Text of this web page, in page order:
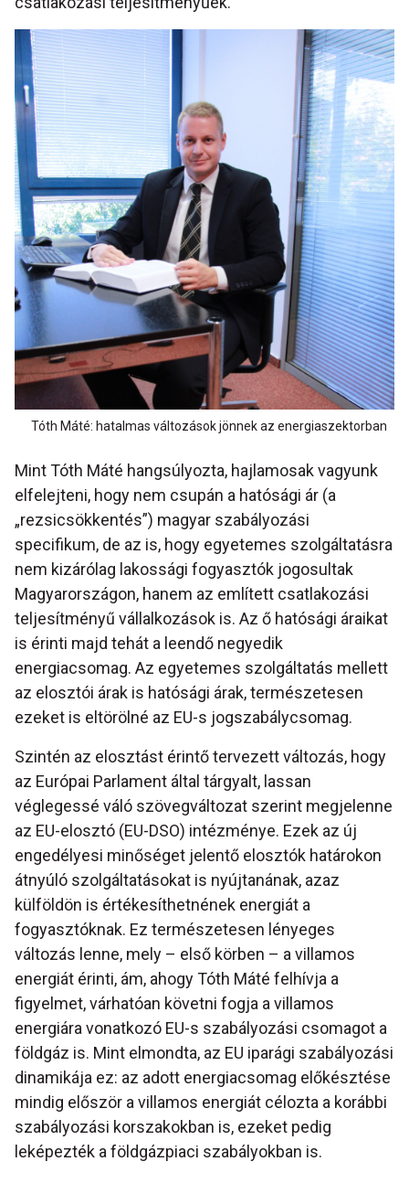
Tóth Máté: hatalmas változások jönnek az energiaszektorban
Mint Tóth Máté hangsúlyozta, hajlamosak vagyunk
elfelejteni, hogy nem csupán a hatósági ár (a
„rezsicsökkentés”) magyar szabályozási
specifikum, de az is, hogy egyetemes szolgáltatásra
nem kizárólag lakossági fogyasztók jogosultak
Magyarországon, hanem az említett csatlakozási
teljesítményű vállalkozások is. Az ő hatósági áraikat
is érinti majd tehát a leendő negyedik
energiacsomag. Az egyetemes szolgáltatás mellett
az elosztói árak is hatósági árak, természetesen
ezeket is eltörölné az EU-s jogszabálycsomag.
Szintén az elosztást érintő tervezett változás, hogy
az Európai Parlament által tárgyalt, lassan
véglegessé váló szövegváltozat szerint megjelenne
az EU-elosztó (EU-DSO) intézménye. Ezek az új
engedélyesi minőséget jelentő elosztók határokon
átnyúló szolgáltatásokat is nyújtanának, azaz
külföldön is értékesíthetnének energiát a
fogyasztóknak. Ez természetesen lényeges
változás lenne, mely – első körben – a villamos
energiát érinti, ám, ahogy Tóth Máté felhívja a
figyelmet, várhatóan követni fogja a villamos
energiára vonatkozó EU-s szabályozási csomagot a
földgáz is. Mint elmondta, az EU iparági szabályozási
dinamikája ez: az adott energiacsomag előkésztése
mindig először a villamos energiát célozta a korábbi
szabályozási korszakokban is, ezeket pedig
leképezték a földgázpiaci szabályokban is.